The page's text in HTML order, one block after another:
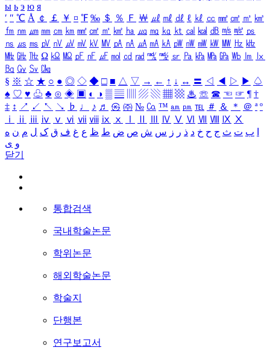
ы ь э ю я
′ ″ ℃ Å ￠ ￡ ￥ ¤ ℉ ‰ ＄ ％ Ｆ ￦ ㎕ ㎖ ㎗ ℓ ㎘ ㏄ ㎣ ㎤ ㎥ ㎦
㎙ ㎚ ㎛ ㎜ ㎝ ㎞ ㎟ ㎠ ㎡ ㎢ ㏊ ㎍ ㎎ ㎏ ㏏ ㎈ ㎉ ㏈ ㎧ ㎨ ㎰
㎱ ㎲ ㎳ ㎴ ㎵ ㎶ ㎷ ㎸ ㎹ ㎀ ㎁ ㎂ ㎃ ㎄ ㎺ ㎻ ㎽ ㎾ ㎿ ㎐ ㎑
㎒ ㎓ ㎔ Ω ㏀ ㏁ ㎊ ㎋ ㎌ ㏖ ㏅ ㎭ ㎮ ㎯ ㏛ ㎩ ㎪ ㎫ ㎬ ㏝ ㏐
㏓
㏃ ㏉ ㏜ ㏆
§ ※ ☆ ★ ○ ● ◎ ◇ ◆ □ ■ △ ▽ → ← ↑ ↓ ↔ 〓 ◁ ◀ ▷ ▶ ♤
♠ ♡ ♥ ♧ ♣ ⊙ ◈ ▣ ◐ ◑ ▒ ▤ ▨ ▧ ▦ ▩ ♨ ☏ ☎ ☜ ☞ ¶ †
‡ ↕ ↗ ↙ ↖ ↘ ♭ ♩ ♪ ♬ ㉿ ㈜ № ㏇ ™ ㏂ ㏘ ℡ ＃ ＆ ＊ ＠ ª º
ⅰ
ⅱ ⅲ ⅳ ⅴ ⅵ ⅶ ⅷ ⅸ ⅹ Ⅳ Ⅴ Ⅵ Ⅶ Ⅷ Ⅸ Ⅹ
ب ت ث ج ح خ د ذ ر ز س ش ص ض ط ظ ع غ ف ق ک ل م ن ه
و ی
닫기
통합검색
국내학술논문
학위논문
해외학술논문
학술지
단행본
연구보고서